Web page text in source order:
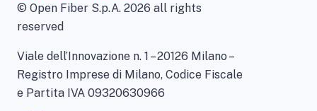
© Open Fiber S.p.A. 2026 all rights
reserved
Viale dell’Innovazione n. 1 – 20126 Milano –
Registro Imprese di Milano, Codice Fiscale
e Partita IVA 09320630966